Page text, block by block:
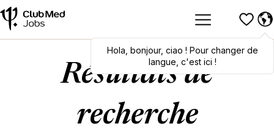
Hola,bonjour,ciao! To switch
languages, click here!
Hola bonjour, ciao ! Pour changer de
langue, c'est ici !
Résultats de
recherche